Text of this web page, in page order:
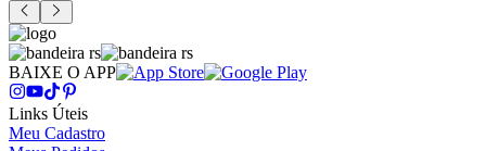
BAIXE O APP
Links Úteis
Meu Cadastro